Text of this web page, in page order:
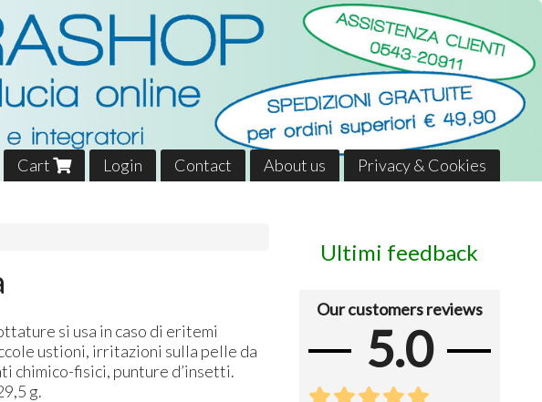
Cart Login Contact About us Privacy & Cookies
si usa in caso di eritemi
ustioni, irritazioni sulla pelle da
chimico-fisici, punture d’insetti.
g.
Ultimi feedback
Our customers reviews
5.0